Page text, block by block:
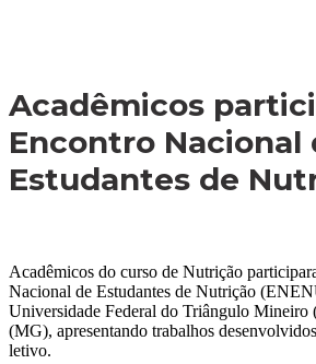
Acadêmicos
Encontro Nacional
Estudantes de
Acadêmicos do curso de Nutrição
Nacional de Estudantes de Nutrição
Universidade Federal do Triângulo Mineiro
(MG), apresentando trabalhos
letivo.